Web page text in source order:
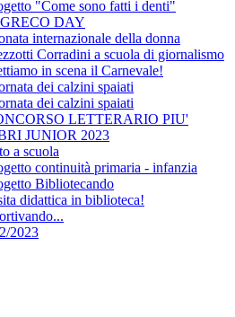
"Come sono fatti i denti"
DAY
internazionale della donna
Corradini a scuola di giornalismo
in scena il Carnevale!
dei calzini spaiati
dei calzini spaiati
LETTERARIO PIU'
JUNIOR 2023
a scuola
continuità primaria - infanzia
Bibliotecando
didattica in biblioteca!
2023